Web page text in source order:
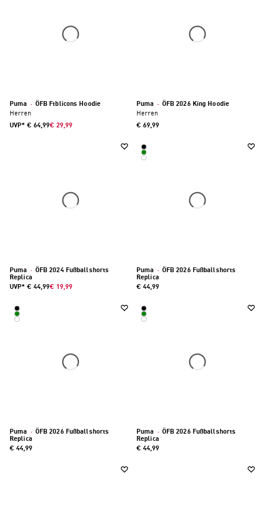
Puma · ÖFB Ftblicons Hoodie
Herren
UVP* € 64,99€ 29,99
Puma · ÖFB 2026 King Hoodie
Herren
€ 69,99
Puma · ÖFB 2024 Fußballshorts
Replica
UVP* € 44,99€ 19,99
Puma · ÖFB 2026 Fußballshorts
Replica
€ 44,99
Puma · ÖFB 2026 Fußballshorts
Replica
€ 44,99
Puma · ÖFB 2026 Fußballshorts
Replica
€ 44,99